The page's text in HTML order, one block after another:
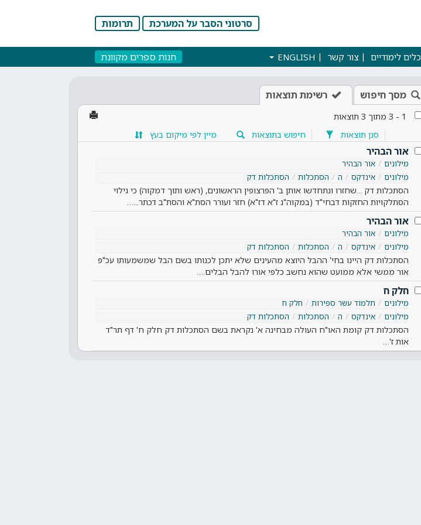
סרטוני הסבר על המערכת תרומות
כלים לימודיים צור קשר ENGLISH חנות ספרים מקוונת
מסך חיפוש רשימת תוצאות
1
-
3 מתוך 3 תוצאות
סנן תוצאות
חיפוש בתוצאות מיין לפי מיקום בעץ
אור הבהיר
מילונים
אור הבהיר
מילונים
אינדקס ה הסתכלות הסתכלות דק
הסתכלות דק ...שחזרו ונתחדשו אותן ב' הפרצופין הראשונים, (ראש ותוך דמקוה) כי גילוי
הסתלקויות החזקות דבחי"ד (במקוה"נ ז"א דז"א) חזר ועורר הסת"א והסת"ב דכתר...…
אור הבהיר
מילונים
אור הבהיר
מילונים
אינדקס ה הסתכלות הסתכלות דק
הסתכלות דק היינו בחי' ההבל היוצא מהעינים שלא יתכן לכנותו בשם הבל שמשמעותו עכ"פ
אור ממשי אלא ממועט שהוא נחשב כלפי אורו להבל הבלים.…
חלק ח
מילונים תלמוד עשר ספירות
חלק ח
מילונים
אינדקס ה הסתכלות הסתכלות דק
הסתכלות דק קומת האו"ח העולה מבחינה א' נקראת בשם הסתכלות דק חלק ח' דף תר"ד
אות ז'…